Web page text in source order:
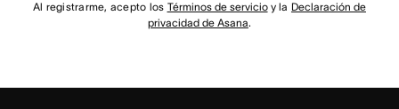
Al registrarme, acepto los Términos de servicioy la Declaración de
privacidad de Asana.